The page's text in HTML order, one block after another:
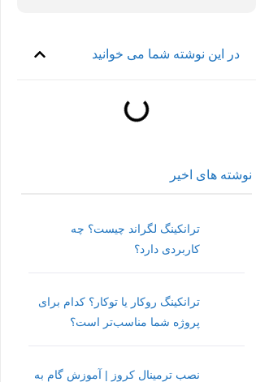
در این نوشته شما می خوانید
نوشته های اخیر
ترانکینگ لگراند چیست؟ چه
کاربردی دارد؟
ترانکینگ روکار یا توکار؟ کدام برای
پروژه شما مناسب‌تر است؟
نصب ترمینال کروز | آموزش گام به